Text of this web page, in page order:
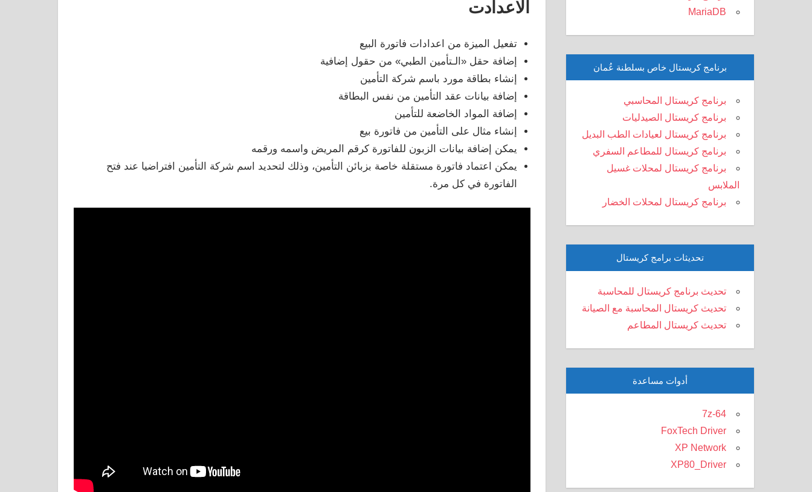
الاعدادت
تفعيل الميزة من اعدادات فاتورة البيع
إضافة حقل «الـتأمين الطبي» من حقول إضافية
إنشاء بطاقة مورد باسم شركة التأمين
إضافة بيانات عقد التأمين من نفس البطاقة
إضافة المواد الخاضعة للتأمين
إنشاء مثال على التأمين من فاتورة بيع
يمكن إضافة بيانات الزبون للفاتورة كرقم المريض واسمه ورقمه
يمكن اعتماد فاتورة مستقلة خاصة بزبائن التأمين، وذلك لتحديد اسم شركة التأمين افتراضيا عند فتح
الفاتورة في كل مرة.
MariaDB
برنامج كريستال خاص بسلطنة عُمان
برنامج كريستال المحاسبي
برنامج كريستال الصيدليات
برنامج كريستال لعيادات الطب البديل
برنامج كريستال للمطاعم السفري
برنامج كريستال لمحلات غسيل
الملابس
برنامج كريستال لمحلات الخضار
تحديثات برامج كريستال
تحديث برنامج كريستال للمحاسبة
تحديث كريستال المحاسبة مع الصيانة
تحديث كريستال المطاعم
أدوات مساعدة
7z-64
FoxTech Driver
XP Network
XP80_Driver